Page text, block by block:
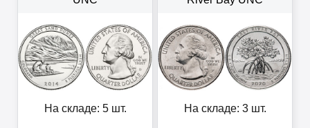
На складе: 5 шт. На складе: 3 шт.